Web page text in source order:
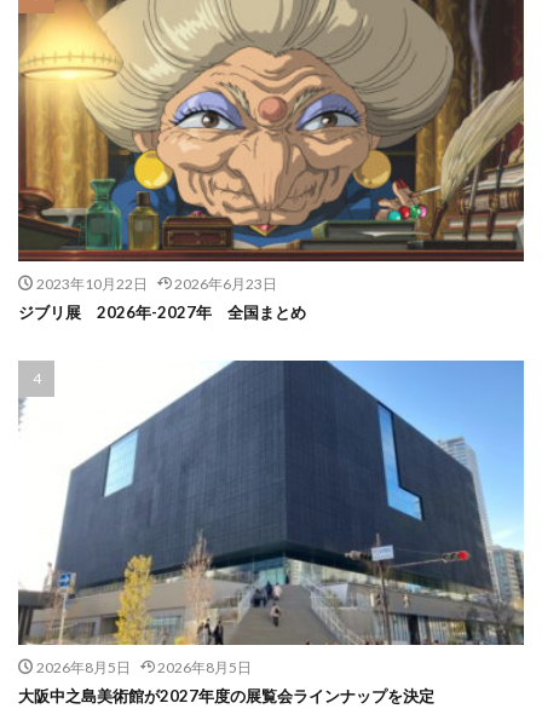
2023年10月22日 2026年6月23日
ジブリ展 2026年-2027年 全国まとめ
2026年8月5日 2026年8月5日
大阪中之島美術館が2027年度の展覧会ラインナップを決定